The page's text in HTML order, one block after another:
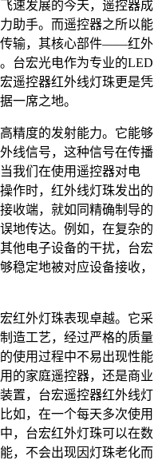
速发展的今天，遥控器成
助手。而遥控器之所以能
传输，其核心部件——红外
台宏光电作为专业的LED
遥控器红外线灯珠更是凭
一席之地。
精度的发射能力。它能够
线信号，这种信号在传播
我们在使用遥控器对电
作时，红外线灯珠发出的
收端，就如同精确制导的
地传达。例如，在复杂的
他电子设备的干扰，台宏
稳定地被对应设备接收，
红外灯珠表现卓越。它采
造工艺，经过严格的质量
使用过程中不易出现性能
的家庭遥控器，还是商业
置，台宏遥控器红外线灯
如，在一个每天多次使用
，台宏红外灯珠可以在数
，不会出现因灯珠老化而